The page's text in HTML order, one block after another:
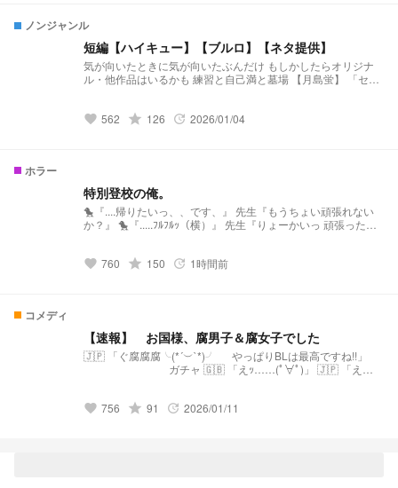
ノンジャンル
短編【ハイキュー】【ブルロ】【ネタ提供】
気が向いたときに気が向いたぶんだけ もしかしたらオリジナ
ル・他作品はいるかも 練習と自己満と墓場 【月島蛍】 「セレ
治】 「先輩、まだ独り身なんすか？(笑)」 小説になりました↓
↓ ↓ https://novel.prcm.jp/novel/wm18GhLSixpJNbKeARoK
【宮侑】(角名) 「ちみけも買ったら男子高校生拾った話」 小説
になりました↓ ↓ ↓
https://novel.prcm.jp/novel/nMbYXcbwwQjoQ15Ja254 【牛
favorite 562 grade 126 update 2026/01/04
ホラー
特別登校の俺。
🐤『....帰りたいっ、、です、』 先生『もうちょい頑張れない
か？』 🐤『.....ﾌﾙﾌﾙｯ（横）』 先生『りょーかいっ 頑張ったな
で........ 表紙書いてくれる人募集中 ⥤最新チャプター閲覧100で
favorite 760 grade 150 update 1時間前
コメディ
【速報】 お国様、腐男子＆腐女子でした
🇯🇵 「ぐ腐腐腐╰⁠(⁠*⁠´⁠︶⁠`⁠*⁠)⁠╯ やっぱりBLは最高ですね!!」
ガチャ 🇬🇧 「えｯ……(ﾟ∀ﾟ)」 🇯🇵 「え
日英同盟組もう」 🇯🇵「へ、、、、、？」 表紙：かぬあちょ
favorite 756 grade 91 update 2026/01/11